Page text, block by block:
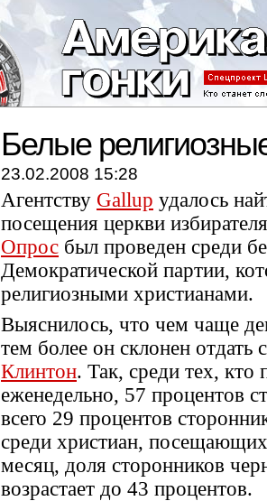
Белые
23.02.2008 15:28
Агентству Gallup удалось
посещения церкви
Опрос был проведен среди
Демократической партии,
религиозными христианами.
Выяснилось, что чем чаще
тем более он склонен отдать
Клинтон. Так, среди тех, кто
еженедельно, 57 процентов
всего 29 процентов
среди христиан,
месяц, доля сторонников
возрастает до 43 процентов.